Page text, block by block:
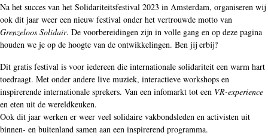
Na het succes van het Solidariteitsfestival 2023 in Amsterdam, organiseren wij
ook dit jaar weer een nieuw festival onder het vertrouwde motto van
Grenzeloos Solidair. De voorbereidingen zijn in volle gang en op deze pagina
houden we je op de hoogte van de ontwikkelingen. Ben jij erbij?
Dit gratis festival is voor iedereen die internationale solidariteit een warm hart
toedraagt. Met onder andere live muziek, interactieve workshops en
inspirerende internationale sprekers. Van een infomarkt tot een VR-experience
en eten uit de wereldkeuken.
Ook dit jaar werken er weer veel solidaire vakbondsleden en activisten uit
binnen- en buitenland samen aan een inspirerend programma.